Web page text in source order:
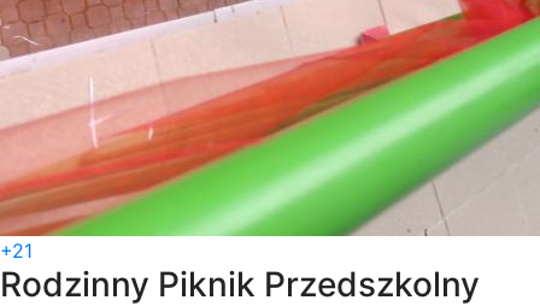
+21
Rodzinny Piknik Przedszkolny